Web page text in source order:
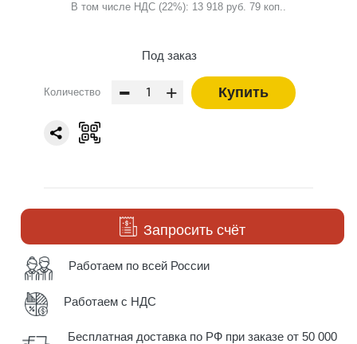
В том числе НДС (22%): 13 918 руб. 79 коп..
Под заказ
Количество - + Купить
Запросить счёт
Работаем по всей России
Работаем с НДС
Бесплатная доставка по РФ при заказе от 50 000